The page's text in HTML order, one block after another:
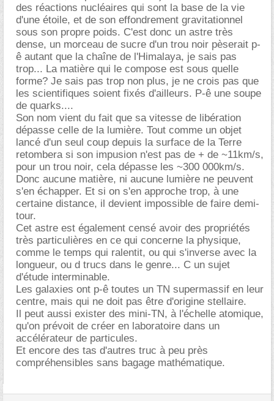
des réactions nucléaires qui sont la base de la vie
d'une étoile, et de son effondrement gravitationnel
sous son propre poids. C'est donc un astre très
dense, un morceau de sucre d'un trou noir pèserait p-
ê autant que la chaîne de l'Himalaya, je sais pas
trop... La matière qui le compose est sous quelle
forme? Je sais pas trop non plus, je ne crois pas que
les scientifiques soient fixés d'ailleurs. P-ê une soupe
de quarks....
Son nom vient du fait que sa vitesse de libération
dépasse celle de la lumière. Tout comme un objet
lancé d'un seul coup depuis la surface de la Terre
retombera si son impusion n'est pas de + de ~11km/s,
pour un trou noir, cela dépasse les ~300 000km/s.
Donc aucune matière, ni aucune lumière ne peuvent
s'en échapper. Et si on s'en approche trop, à une
certaine distance, il devient impossible de faire demi-
tour.
Cet astre est également censé avoir des propriétés
très particulières en ce qui concerne la physique,
comme le temps qui ralentit, ou qui s'inverse avec la
longueur, ou d trucs dans le genre... C un sujet
d'étude interminable.
Les galaxies ont p-ê toutes un TN supermassif en leur
centre, mais qui ne doit pas être d'origine stellaire.
Il peut aussi exister des mini-TN, à l'échelle atomique,
qu'on prévoit de créer en laboratoire dans un
accélérateur de particules.
Et encore des tas d'autres truc à peu près
compréhensibles sans bagage mathématique.